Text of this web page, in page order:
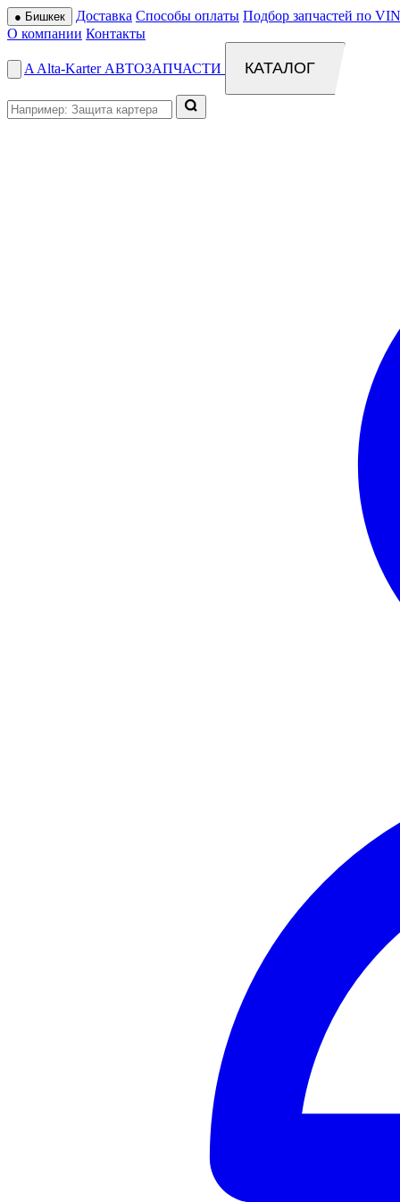
● Бишкек Доставка Способы оплаты Подбор запчастей по
О компании Контакты
A Alta-Karter АВТОЗАПЧАСТИ КАТАЛОГ